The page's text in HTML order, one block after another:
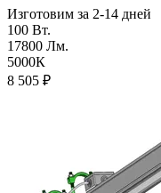
Изготовим за 2-14 дней
100 Вт.
17800 Лм.
5000К
8 505 ₽